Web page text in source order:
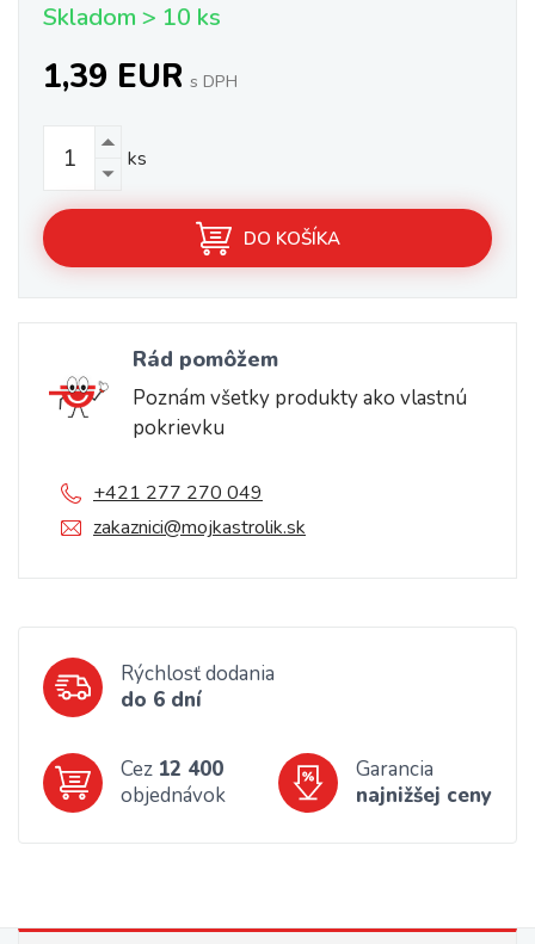
Skladom > 10 ks
1,39 EUR s DPH
ks
DO KOŠÍKA
Rád pomôžem
Poznám všetky produkty ako vlastnú
pokrievku
+421 277 270 049
zakaznici@mojkastrolik.sk
Rýchlosť dodania
do 6 dní
Cez 12 400
objednávok
Garancia
najnižšej ceny